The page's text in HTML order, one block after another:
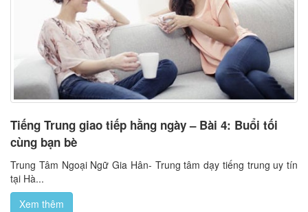
Tiếng Trung giao tiếp hằng ngày – Bài 4: Buổi tối
cùng bạn bè
Trung Tâm Ngoại Ngữ Gia Hân- Trung tâm dạy tiếng trung uy tín
tại Hà...
Xem thêm